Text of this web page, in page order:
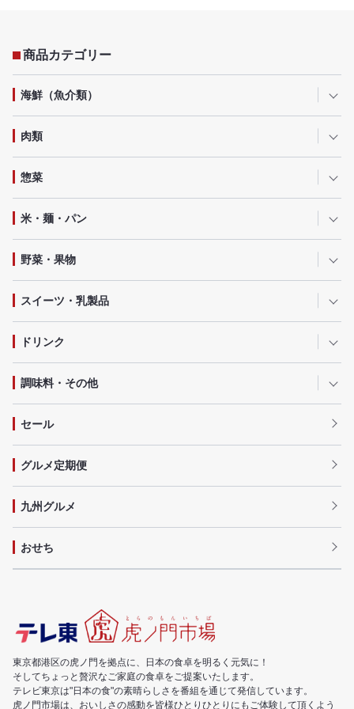
商品カテゴリー
海鮮（魚介類）
肉類
惣菜
米・麺・パン
野菜・果物
スイーツ・乳製品
ドリンク
調味料・その他
セール
グルメ定期便
九州グルメ
おせち
東京都港区の虎ノ門を拠点に、日本の食卓を明るく元気に！
そしてちょっと贅沢なご家庭の食卓をご提案いたします。
テレビ東京は"日本の食"の素晴らしさを番組を通じて発信しています。
虎ノ門市場は、おいしさの感動を皆様ひとりひとりにもご体験して頂くよう